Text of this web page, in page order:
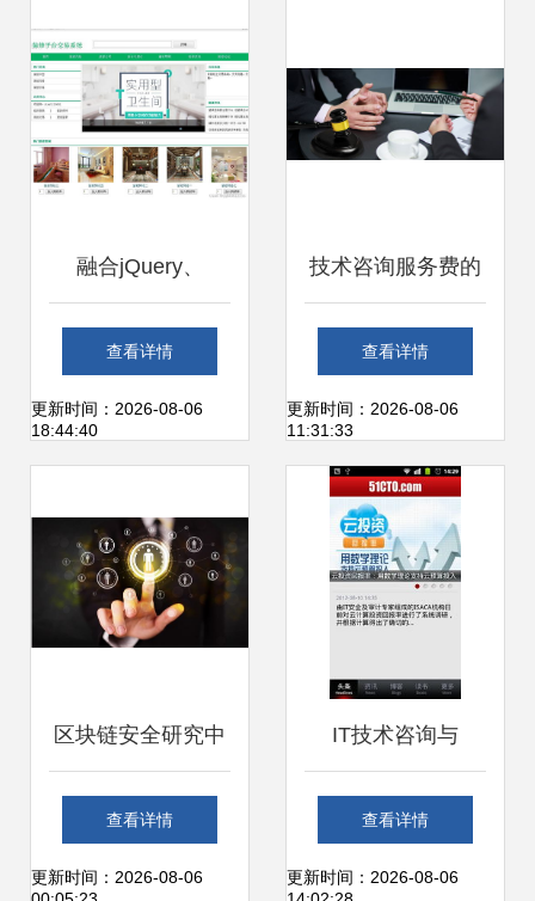
融合jQuery、
Bootstrap与
PHP+MySQL的装
术方案解析
查看详情
更新时间：2026-08-06
18:44:40
技术咨询服务费的
会计分录处理
查看详情
更新时间：2026-08-06
11:31:33
区块链安全研究中
心成立，七大领域
技术研究引领行业
查看详情
更新时间：2026-08-06
IT技术咨询与
51CTO平台 网络
技术开发者的专业
查看详情
更新时间：2026-08-06